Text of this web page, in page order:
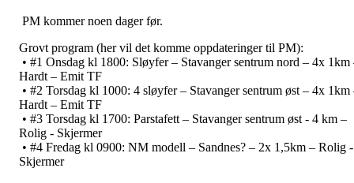
PM kommer noen dager før.
Grovt program (her vil det komme oppdateringer til PM):
• #1 Onsdag kl 1800: Sløyfer – Stavanger sentrum nord – 4x 1km
Hardt – Emit TF
• #2 Torsdag kl 1000: 4 sløyfer – Stavanger sentrum øst – 4x 1km
Hardt – Emit TF
• #3 Torsdag kl 1700: Parstafett – Stavanger sentrum øst - 4 km –
Rolig - Skjermer
• #4 Fredag kl 0900: NM modell – Sandnes? – 2x 1,5km – Rolig -
Skjermer